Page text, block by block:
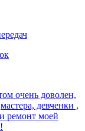
очень доволен,
девченки ,
ремонт моей